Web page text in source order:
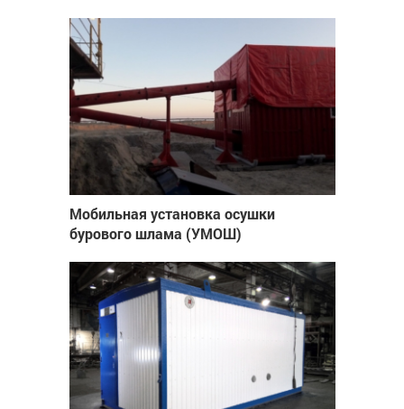
Мобильная установка осушки
бурового шлама (УМОШ)